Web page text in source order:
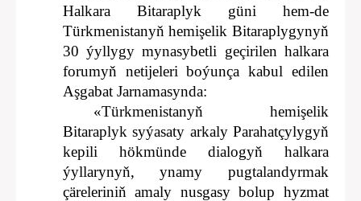
Halkara Bitaraplyk güni hem-de
Türkmenistanyň hemişelik Bitaraplygynyň
30 ýyllygy mynasybetli geçirilen halkara
forumyň netijeleri boýunça kabul edilen
Aşgabat Jarnamasynda:
«Türkmenistanyň hemişelik
Bitaraplyk syýasaty arkaly Parahatçylygyň
kepili hökmünde dialogyň halkara
ýyllarynyň, ynamy pugtalandyrmak
çäreleriniň amaly nusgasy bolup hyzmat